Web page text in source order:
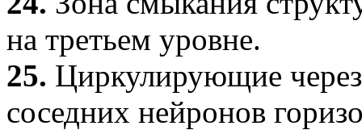
на третьем уровне.
25. Циркулирующие
соседних нейронов